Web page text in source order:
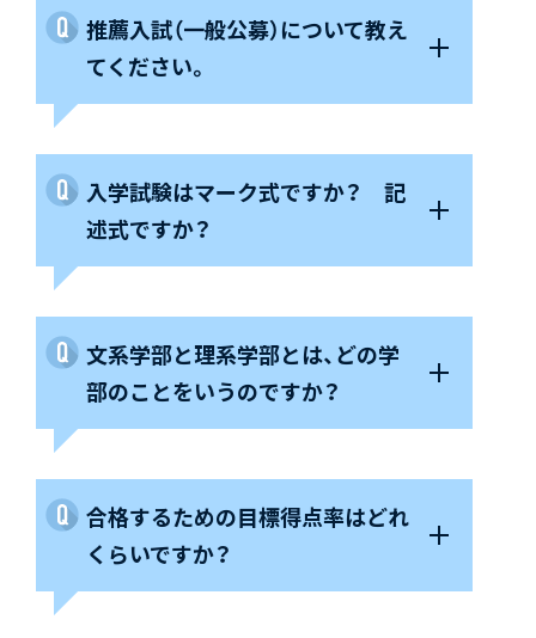
推薦入試（一般公募）について教え
てください。
入学試験はマーク式ですか？ 記
述式ですか？
文系学部と理系学部とは、どの学
部のことをいうのですか？
合格するための目標得点率はどれ
くらいですか？